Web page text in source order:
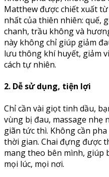
Matthew được chiết xuất
nhất của thiên nhiên: quế,
chanh, trầu không và
này không chỉ giúp giảm
lưu thông khí huyết, giảm
cách tự nhiên.
2. Dễ sử dụng, tiện lợi
Chỉ cần vài giọt tinh dầu,
vùng bị đau, massage nhẹ
giãn tức thì. Không cần
thời gian. Chai đựng được
mang theo bên mình, giúp
mọi lúc, mọi nơi.